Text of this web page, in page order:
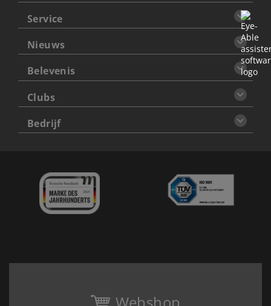
Service
Nieuws
Belevenis
Clubs
Bedrijf